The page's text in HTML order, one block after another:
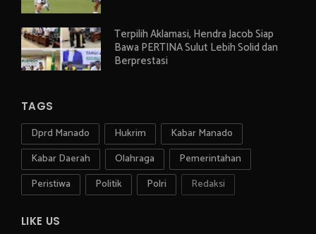
Terpilih Aklamasi, Hendra Jacob Siap
Bawa PERTINA Sulut Lebih Solid dan
Berprestasi
TAGS
Dprd Manado Hukrim
Kabar Manado
Kabar Daerah
Olahraga
Pemerintahan
Peristiwa
Politik Polri Redaksi
LIKE US